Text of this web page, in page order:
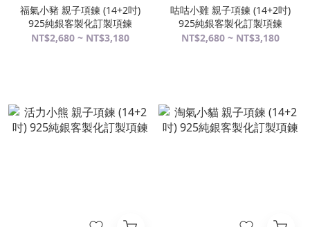
福氣小豬 親子項鍊 (14+2吋)
925純銀客製化訂製項鍊
NT$2,680 ~ NT$3,180
咕咕小雞 親子項鍊 (14+2吋)
925純銀客製化訂製項鍊
NT$2,680 ~ NT$3,180